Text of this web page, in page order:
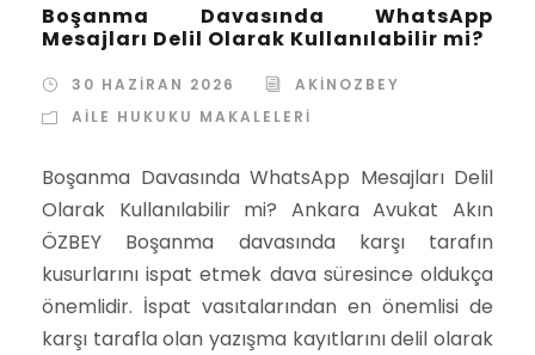
Boşanma Davasında WhatsApp
Mesajları Delil Olarak Kullanılabilir mi?
30 HAZIRAN 2026
AKINOZBEY
AILE HUKUKU MAKALELERI
Boşanma Davasında WhatsApp Mesajları Delil
Olarak Kullanılabilir mi? Ankara Avukat Akın
ÖZBEY Boşanma davasında karşı tarafın
kusurlarını ispat etmek dava süresince oldukça
önemlidir. İspat vasıtalarından en önemlisi de
karşı tarafla olan yazışma kayıtlarını delil olarak